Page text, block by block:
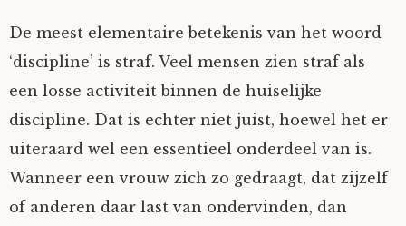
De meest elementaire betekenis van het woord
‘discipline’ is straf. Veel mensen zien straf als
een losse activiteit binnen de huiselijke
discipline. Dat is echter niet juist, hoewel het er
uiteraard wel een essentieel onderdeel van is.
Wanneer een vrouw zich zo gedraagt, dat zijzelf
of anderen daar last van ondervinden, dan